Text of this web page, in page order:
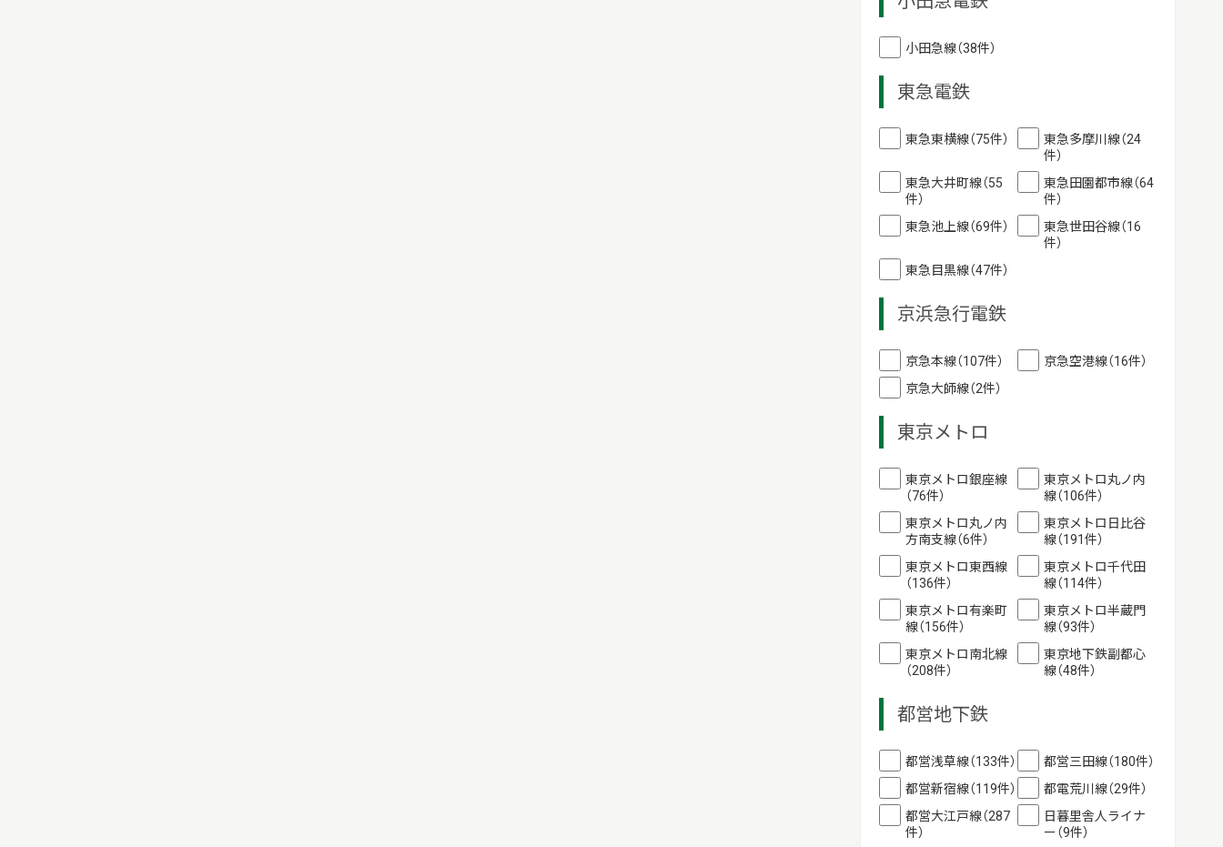
小田急線（38件）
東急電鉄
東急東横線（75件）
東急多摩川線（24
件）
東急大井町線（55
件）
東急田園都市線（64
件）
東急池上線（69件）
東急世田谷線（16
件）
東急目黒線（47件）
京浜急行電鉄
京急本線（107件）
京急空港線（16件）
京急大師線（2件）
東京メトロ
東京メトロ銀座線
（76件）
東京メトロ丸ノ内
線（106件）
東京メトロ丸ノ内
方南支線（6件）
東京メトロ日比谷
線（191件）
東京メトロ東西線
（136件）
東京メトロ千代田
線（114件）
東京メトロ有楽町
線（156件）
東京メトロ半蔵門
線（93件）
東京メトロ南北線
（208件）
東京地下鉄副都心
線（48件）
都営地下鉄
都営浅草線（133件）
都営三田線（180件）
都営新宿線（119件）
都電荒川線（29件）
都営大江戸線（287
件）
日暮里舎人ライナ
ー（9件）